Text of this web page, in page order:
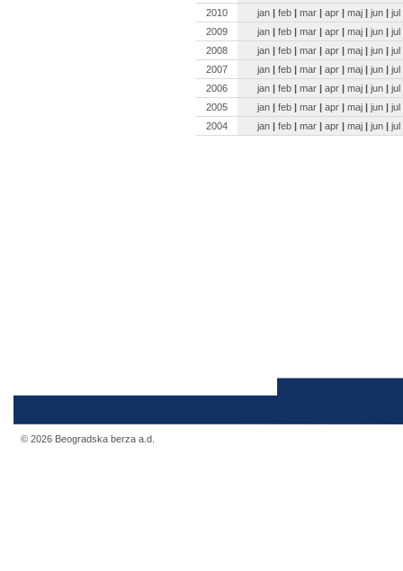
2010
jan | feb | mar | apr | maj | jun | jul
2009
jan | feb | mar | apr | maj | jun | jul
2008
jan | feb | mar | apr | maj | jun | jul
2007
jan | feb | mar | apr | maj | jun | jul
2006
jan | feb | mar | apr | maj | jun | jul
2005
jan | feb | mar | apr | maj | jun | jul
2004
jan | feb | mar | apr | maj | jun | jul
© 2026 Beogradska berza a.d.